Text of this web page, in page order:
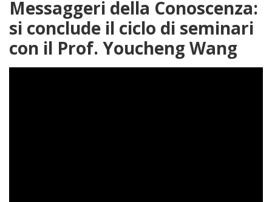
Messaggeri della Conoscenza:
si conclude il ciclo di seminari
con il Prof. Youcheng Wang